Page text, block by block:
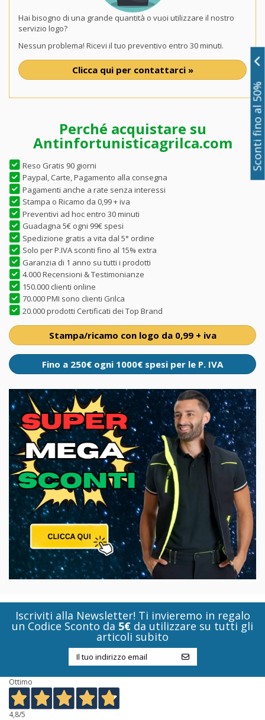
Hai bisogno di una grande quantità o vuoi utilizzare il nostro
servizio logo?
Nessun problema! Ricevi il tuo preventivo entro 30 minuti.
Clicca qui per contattarci »
Perché acquistare su
Antinfortunisticagrilca.com
Reso Gratis 90 giorni
Paypal, Carte, Pagamento alla consegna
Pagamenti anche a rate senza interessi
Stampa o Ricamo da 0,99 + iva
Preventivi ad hoc entro 30 minuti
Guadagna 5€ ogni 99€ spesi
Spedizione gratis a vita dal 5° ordine
Solo per P.IVA sconti fino al 15% extra
Garanzia di 1 anno su tutti i prodotti
4.000 Recensioni & Testimonianze
150.000 clienti online
70.000 PMI sono clienti Grilca
20.000 prodotti Certificati dei Top Brand
Stampa/ricamo con logo da 0,99 + iva
Fino a 250€ ogni 1000€ spesi per le P. IVA
Iscriviti alla Newsletter! Ti invieremo in regalo
un Codice Sconto da 5€ da utilizzare su tutti gli
articoli subito
Ottimo
4,8/5
Sconti fino al 50%